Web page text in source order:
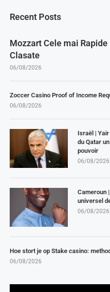
Recent Posts
Mozzart Cele mai
Clasate
06/08/2026
Zoccer Casino Proof of Income
06/08/2026
Israël |
du Qatar
pouvoir
06/08/2026
Cameroun
universel
06/08/2026
Hoe stort je op Stake casino:
06/08/2026